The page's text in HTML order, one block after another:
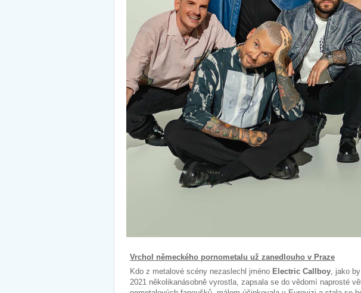
Vrchol německého pornometalu už zanedlouho v Praze
Kdo z metalové scény nezaslechl jméno Electric Callboy, jako
2021 několikanásobně vyrostla, zapsala se do vědomí naprosté